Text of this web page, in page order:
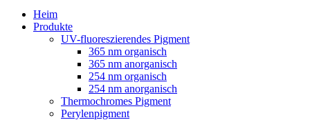
Heim
Produkte
UV-fluoreszierendes Pigment
365 nm organisch
365 nm anorganisch
254 nm organisch
254 nm anorganisch
Thermochromes Pigment
Perylenpigment